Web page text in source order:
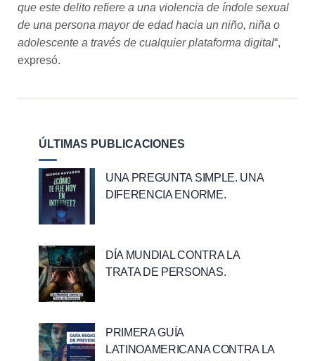
que este delito refiere a una violencia de índole sexual
de una persona mayor de edad hacia un niño, niña o
adolescente a través de cualquier plataforma digital“,
expresó.
ÚLTIMAS PUBLICACIONES
UNA PREGUNTA SIMPLE. UNA
DIFERENCIA ENORME.
DÍA MUNDIAL CONTRA LA
TRATA DE PERSONAS.
PRIMERA GUÍA
LATINOAMERICANA CONTRA LA